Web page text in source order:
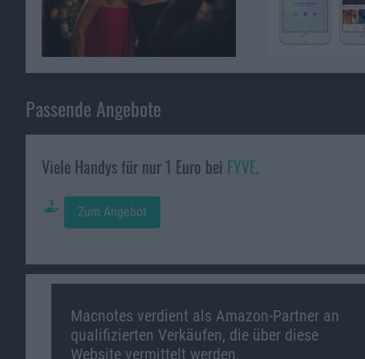
Passende Angebote
Viele Handys für nur 1 Euro bei FYVE.
Zum Angebot
Macnotes verdient als Amazon-Partner an
qualifizierten Verkäufen, die über diese
Website vermittelt werden.